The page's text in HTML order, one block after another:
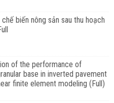
biến nông sản sau thu hoạch
of the performance of
base in inverted pavement
finite element modeling (Full)